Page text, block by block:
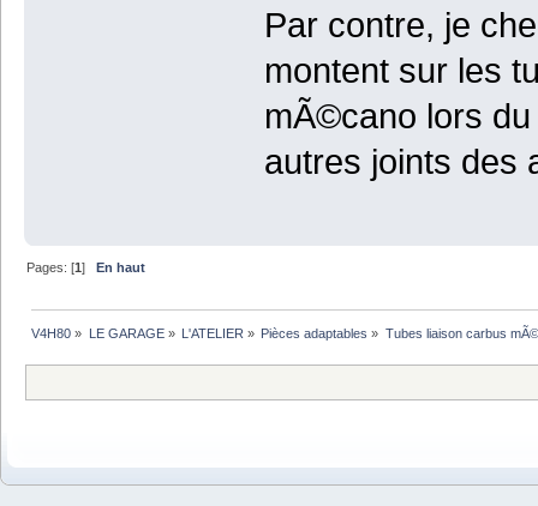
Par contre, je
montent sur les
mÃ©cano lors
autres joints des
Pages: [1]En haut
V4H80 » LE GARAGE» L'ATELIER » Pièces adaptables » Tubes liaison carbus